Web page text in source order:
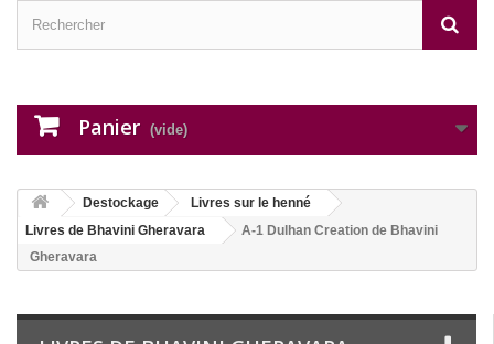
Panier (vide)
Destockage
Livres sur le henné
Livres de Bhavini Gheravara
A-1 Dulhan Creation de Bhavini
Gheravara